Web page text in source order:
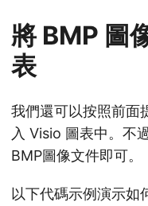
將 BMP 圖
表
我們還可以按照前面
入 Visio 圖表中。不
BMP圖像文件即可。
以下代碼示例演示如